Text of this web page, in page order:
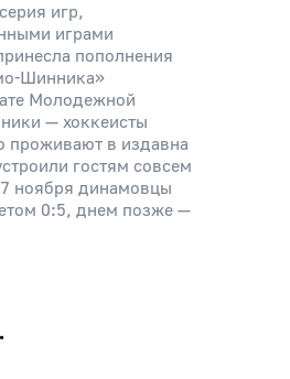
игр,
играми
пополнения
Шинника»
Молодежной
— хоккеисты
проживают в издавна
гостям совсем
ноября динамовцы
0:5, днем позже —